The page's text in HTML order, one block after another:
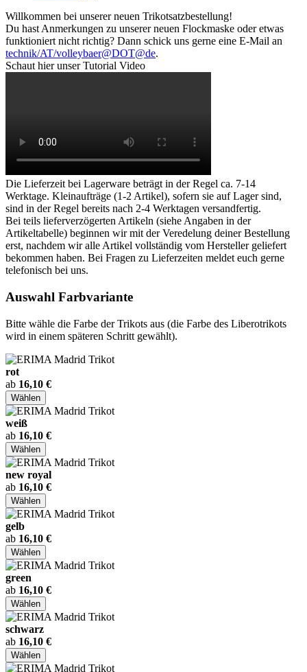
Willkommen bei unserer neuen Trikotsatzbestellung!
Du hast Anmerkungen zu unserer neuen Flockmaske oder etwas
funktioniert nicht richtig? Dann schick uns gerne eine E-Mail an
technik/AT/volleybaer@DOT@de.
Schaut hier unser Tutorial Video
Die Lieferzeit bei Lagerware beträgt in der Regel ca. 7-14
Werktage. Kleinaufträge (1-2 Artikel), sofern sie auf Lager sind,
sind in der Regel bereits nach 2-4 Werktagen versandfertig.
Bei teils lieferverzögerten Artikeln (siehe Angaben in der
Artikeltabelle) beginnen wir mit der Veredelung deiner Bestellung
erst, nachdem wir alle Artikel vollständig vom Hersteller geliefert
bekommen haben. Bei Fragen zu Lieferzeiten meldet euch gerne
telefonisch bei uns.
Auswahl Farbvariante
Bitte wähle die Farbe der Trikots aus (die Farbe des Liberotrikots
wird in einem späteren Schritt gewählt).
rot
ab 16,10 €
Wählen
weiß
ab 16,10 €
Wählen
new royal
ab 16,10 €
Wählen
gelb
ab 16,10 €
Wählen
green
ab 16,10 €
Wählen
schwarz
ab 16,10 €
Wählen